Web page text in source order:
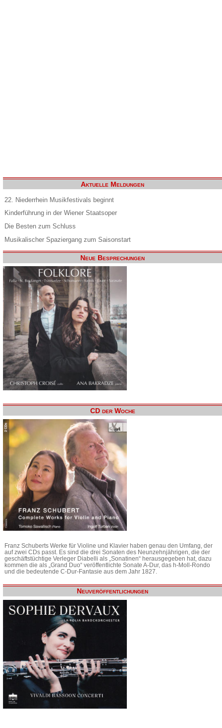
Aktuelle Meldungen
22. Niederrhein Musikfestivals beginnt
Kinderführung in der Wiener Staatsoper
Die Besten zum Schluss
Musikalischer Spaziergang zum Saisonstart
Neue Besprechungen
CD der Woche
Franz Schuberts Werke für Violine und Klavier haben genau den Umfang, der
auf zwei CDs passt. Es sind die drei Sonaten des Neunzehnjährigen, die der
geschäftstüchtige Verleger Diabelli als „Sonatinen“ herausgegeben hat, dazu
kommen die als „Grand Duo“ veröffentlichte Sonate A-Dur, das h-Moll-Rondo
und die bedeutende C-Dur-Fantasie aus dem Jahr 1827.
Neuveröffentlichungen